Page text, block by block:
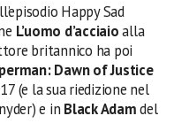
Happy Sad
L’uomo d’acciaioalla
britannico ha poi
Dawn of Justice
(e la sua riedizione nel
e in Black Adamdel